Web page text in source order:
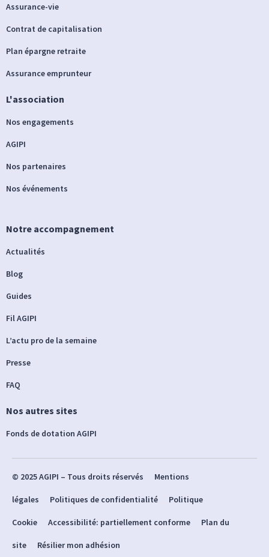
Assurance-vie
Contrat de capitalisation
Plan épargne retraite
Assurance emprunteur
L'association
Nos engagements
AGIPI
Nos partenaires
Nos événements
Notre accompagnement
Actualités
Blog
Guides
Fil AGIPI
L’actu pro de la semaine
Presse
FAQ
Nos autres sites
Fonds de dotation AGIPI
© 2025 AGIPI – Tous droits réservés Mentions
légales Politiques de confidentialité Politique
Cookie Accessibilité: partiellement conforme Plan du
site Résilier mon adhésion